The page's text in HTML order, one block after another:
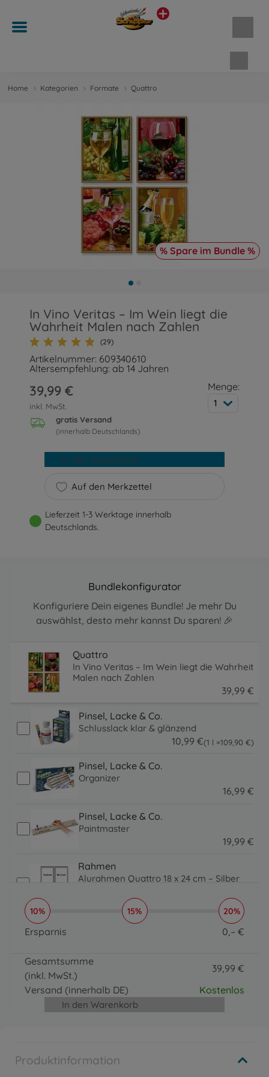
Home Kategorien Formate Quattro
% Spare im Bundle %
In Vino Veritas – Im Wein liegt die
Wahrheit Malen nach Zahlen
(29)
Artikelnummer: 609340610
Altersempfehlung: ab 14 Jahren
39,99 €
inkl. MwSt.
gratis Versand
(innerhalb Deutschlands)
Menge:
1
Auf den Merkzettel
In den Warenkorb
Lieferzeit 1-3 Werktage innerhalb
Deutschlands.
Produktinformation
Bundlekonfigurator
Konfiguriere Dein eigenes Bundle! Je mehr Du
auswählst, desto mehr kannst Du sparen! 🎉
Quattro
In Vino Veritas – Im Wein liegt die Wahrheit
Malen nach Zahlen
39,99 €
Pinsel, Lacke & Co.
Schlusslack klar & glänzend
10 99 €(1 l =109 90 €
109.9 EUR )
Pinsel, Lacke & Co.
Organizer
16,99 €
Pinsel, Lacke & Co.
Paintmaster
19 99 €
Rahmen
Alurahmen Quattro 18 x 24 cm – Silber
64,99
64.99 EUR
64.99 EUR
4 Spezialpinsel
10% 15% 20%
Ersparnis 0,– €
Gesamtsumme
(inkl. MwSt.)
39,99 €
Versand (innerhalb DE) Kostenlos
In den Warenkorb